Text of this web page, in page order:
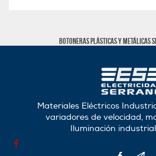
Botoneras plásticas y metálicas
Materiales Eléctricos
variadores de velocidad,
Iluminación